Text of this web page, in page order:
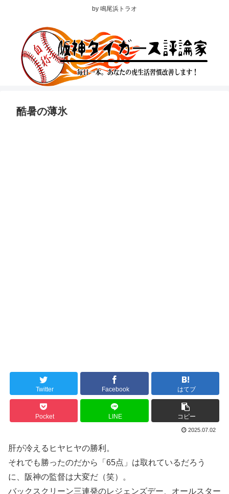
by 鳴尾浜トラオ
酷暑の薄氷
Twitter Facebook はてブ
Pocket LINE コピー
2025.07.02
肝が冷えるヒヤヒヤの勝利。
それでも勝ったのだから「65点」は取れているだろう
に、阪神の監督は大変だ（笑）。
バックスクリーン三連発のレジェンズデー、オールスター